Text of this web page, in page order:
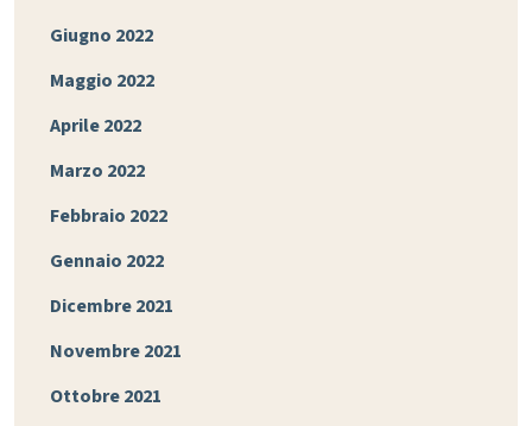
Giugno 2022
Maggio 2022
Aprile 2022
Marzo 2022
Febbraio 2022
Gennaio 2022
Dicembre 2021
Novembre 2021
Ottobre 2021